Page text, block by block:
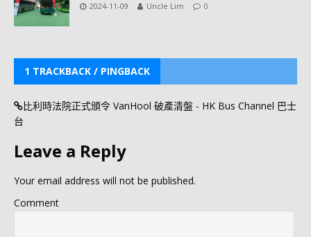
2024-11-09 Uncle Lim 0
1 TRACKBACK / PINGBACK
比利時法院正式頒令 VanHool 破產清盤 - HK Bus Channel 巴士
台
Leave a Reply
Your email address will not be published.
Comment